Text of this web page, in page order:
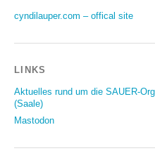
cyndilauper.com – offical site
LINKS
Aktuelles rund um die SAUER-
(Saale)
Mastodon